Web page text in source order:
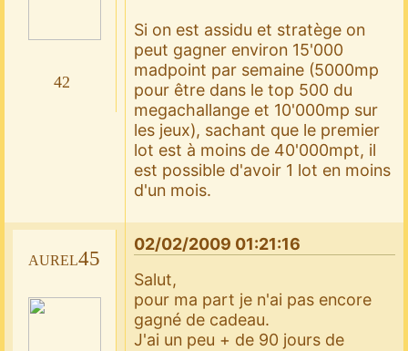
42
Si on est assidu et stratège on
peut gagner environ 15'000
madpoint par semaine (5000mp
pour être dans le top 500 du
megachallange et 10'000mp sur
les jeux), sachant que le premier
lot est à moins de 40'000mpt, il
est possible d'avoir 1 lot en moins
d'un mois.
aurel45
02/02/2009 01:21:16
Salut,
pour ma part je n'ai pas encore
gagné de cadeau.
J'ai un peu + de 90 jours de